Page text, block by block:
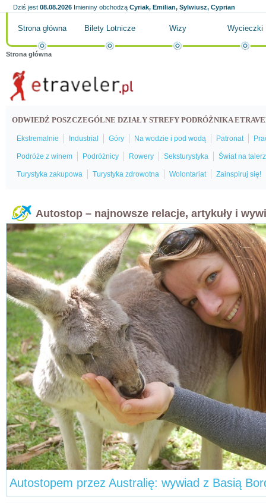
Dziś jest 08.08.2026 Imieniny obchodzą Cyriak, Emilian, Sylwiusz, Cyprian
Strona główna Bilety Lotnicze Wizy Wycieczki
Strona główna
ODWIEDŹ POSZCZEGÓLNE DZIAŁY STREFY PODRÓŻNIKA
Ekstremalnie Industrial Góry Na wodzie i pod wodą Patronat
Podróże z winem Podróżnicy Rowery Seksturystyka Świat na
Turystyka zakupowa Turystyka zdrowotna Wolontariat Zainspiruj się!
Autostop – najnowsze relacje, artykuły i
Autostopem przez Australię: wywiad z Basią